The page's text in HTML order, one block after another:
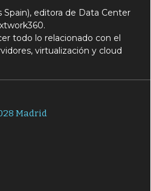
Spain), editora de Data Center
todo lo relacionado con el
virtualización y cloud
Madrid